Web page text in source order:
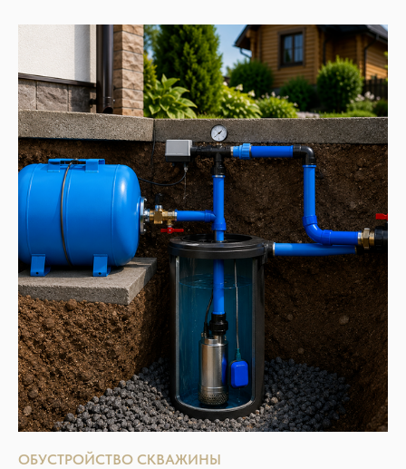
ОБУСТРОЙСТВО СКВАЖИНЫ